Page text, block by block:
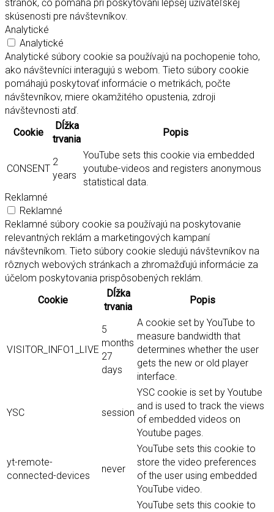
stránok, čo pomáha pri poskytovaní lepšej užívateľskej
skúsenosti pre návštevníkov.
Analytické
Analytické
Analytické súbory cookie sa používajú na pochopenie toho,
ako návštevníci interagujú s webom. Tieto súbory cookie
pomáhajú poskytovať informácie o metrikách, počte
návštevníkov, miere okamžitého opustenia, zdroji
návštevnosti atď.
Cookie
Dĺžka
trvania
Popis
CONSENT
2
years
YouTube sets this cookie via embedded
youtube-videos and registers anonymous
statistical data.
Reklamné
Reklamné
Reklamné súbory cookie sa používajú na poskytovanie
relevantných reklám a marketingových kampaní
návštevníkom. Tieto súbory cookie sledujú návštevníkov na
rôznych webových stránkach a zhromažďujú informácie za
účelom poskytovania prispôsobených reklám.
Cookie
Dĺžka
trvania
Popis
VISITOR_INFO1_LIVE
5
months
27
days
A cookie set by YouTube to
measure bandwidth that
determines whether the user
gets the new or old player
interface.
YSC session
YSC cookie is set by Youtube
and is used to track the views
of embedded videos on
Youtube pages.
yt-remote-
connected-devices
never
YouTube sets this cookie to
store the video preferences
of the user using embedded
YouTube video.
YouTube sets this cookie to